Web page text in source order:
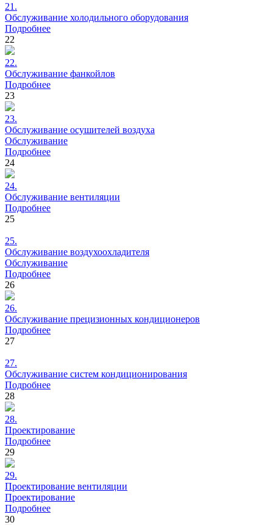
21.
Обслуживание холодильного оборудования
Подробнее
22
22.
Обслуживание фанкойлов
Подробнее
23
23.
Обслуживание осушителей воздуха
Обслуживание
Подробнее
24
24.
Обслуживание вентиляции
Подробнее
25
25.
Обслуживание воздухоохладителя
Обслуживание
Подробнее
26
26.
Обслуживание прецизионных кондиционеров
Подробнее
27
27.
Обслуживание систем кондиционирования
Подробнее
28
28.
Проектирование
Подробнее
29
29.
Проектирование вентиляции
Проектирование
Подробнее
30